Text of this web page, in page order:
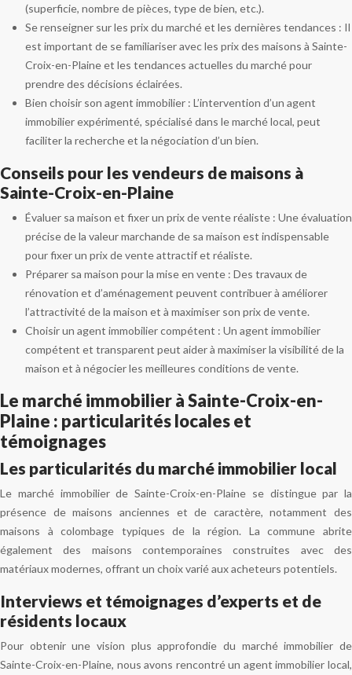
(superficie, nombre de pièces, type de bien, etc.).
Se renseigner sur les prix du marché et les dernières tendances : Il
est important de se familiariser avec les prix des maisons à Sainte-
Croix-en-Plaine et les tendances actuelles du marché pour
prendre des décisions éclairées.
Bien choisir son agent immobilier : L’intervention d’un agent
immobilier expérimenté, spécialisé dans le marché local, peut
faciliter la recherche et la négociation d’un bien.
Conseils pour les vendeurs de maisons à
Sainte-Croix-en-Plaine
Évaluer sa maison et fixer un prix de vente réaliste : Une évaluation
précise de la valeur marchande de sa maison est indispensable
pour fixer un prix de vente attractif et réaliste.
Préparer sa maison pour la mise en vente : Des travaux de
rénovation et d’aménagement peuvent contribuer à améliorer
l’attractivité de la maison et à maximiser son prix de vente.
Choisir un agent immobilier compétent : Un agent immobilier
compétent et transparent peut aider à maximiser la visibilité de la
maison et à négocier les meilleures conditions de vente.
Le marché immobilier à Sainte-Croix-en-
Plaine : particularités locales et
témoignages
Les particularités du marché immobilier local
Le marché immobilier de Sainte-Croix-en-Plaine se distingue par la
présence de maisons anciennes et de caractère, notamment des
maisons à colombage typiques de la région. La commune abrite
également des maisons contemporaines construites avec des
matériaux modernes, offrant un choix varié aux acheteurs potentiels.
Interviews et témoignages d’experts et de
résidents locaux
Pour obtenir une vision plus approfondie du marché immobilier de
Sainte-Croix-en-Plaine, nous avons rencontré un agent immobilier local,